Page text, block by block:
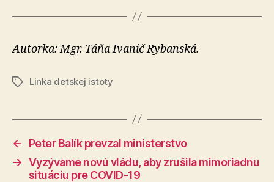
Autorka: Mgr. Táňa Ivanič Rybanská.
ZnačkyLinka detskej istoty
←
Peter Balík prevzal ministerstvo
→ Vyzývame novú vládu, aby zrušila mimoriadnu
situáciu pre COVID-19